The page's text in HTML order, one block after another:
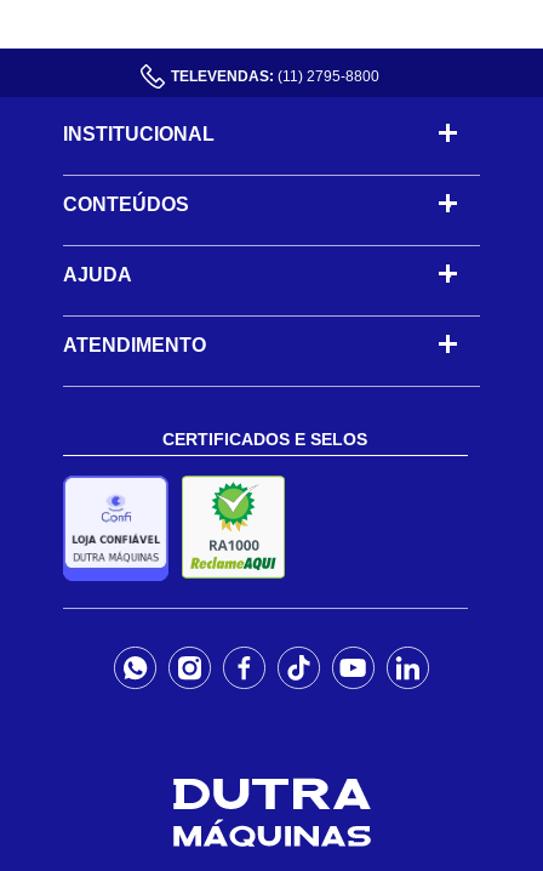
TELEVENDAS: (11) 2795-8800
INSTITUCIONAL
CONTEÚDOS -
AJUDA -
ATENDIMENTO
CERTIFICADOS E SELOS